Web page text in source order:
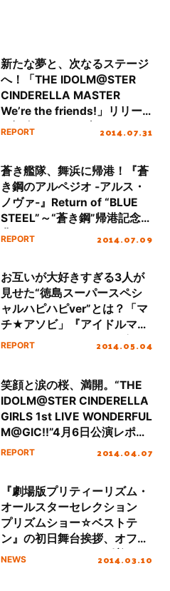
新たな夢と、次なるステージ
へ！「THE IDOLM@STER
CINDERELLA MASTER
We’re the friends!」リリー
ス記念ミニライブ＆ハイタッ
REPORT 2014.07.31
蒼き艦隊、舞浜に帰港！『蒼
き鋼のアルペジオ ‐アルス・
ノヴァ‐』Return of “BLUE
STEEL”～“蒼き鋼”帰港記念式
典～ レポート！
REPORT 2014.07.09
お互いが大好きすぎる3人が
見せた“徳島スーパースペシ
ャルハピハピver”とは？「マ
チ★アソビ」『アイドルマス
ター シンデレラガールズ』ス
REPORT 2014.05.04
笑顔と涙の桜、満開。“THE
IDOLM@STER CINDERELLA
GIRLS 1st LIVE WONDERFUL
M@GIC!!”4月6日公演レポー
ト！
REPORT 2014.04.07
『劇場版プリティーリズム・
オールスターセレクション
プリズムショー☆ベストテ
ン』の初日舞台挨拶、オフィ
シャル・レポートが到着！
NEWS 2014.03.10